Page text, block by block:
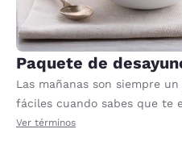
Paquete de
Las mañanas son siempre
fáciles cuando sabes que te
desayuno. Este paquete
Ver términos